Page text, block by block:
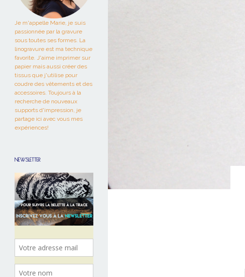
Je m'appelle Marie, je suis
passionnée par la gravure
sous toutes ses formes. La
linogravure est ma technique
favorite. J'aime imprimer sur
papier mais aussi créer des
tissus que j'utilise pour
coudre des vêtements et des
accessoires. Toujours à la
recherche de nouveaux
supports d'impression, je
partage ici avec vous mes
expériences!
NEWSLETTER